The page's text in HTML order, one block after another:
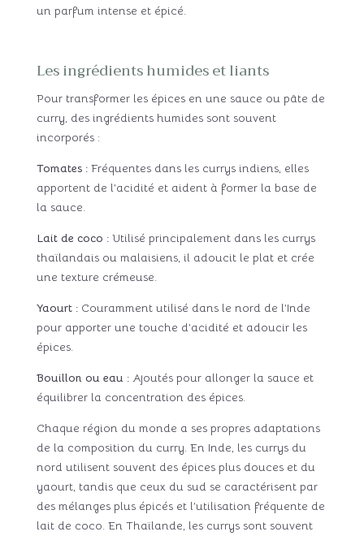
un parfum intense et épicé.
Les ingrédients humides et liants
Pour transformer les épices en une sauce ou pâte de
curry, des ingrédients humides sont souvent
incorporés :
Tomates :Fréquentes dans les currys indiens, elles
apportent de l’acidité et aident à former la base de
la sauce.
Lait de coco :Utilisé principalement dans les currys
thaïlandais ou malaisiens, il adoucit le plat et crée
une texture crémeuse.
Yaourt :Couramment utilisé dans le nord de l’Inde
pour apporter une touche d’acidité et adoucir les
épices.
Bouillon ou eau :Ajoutés pour allonger la sauce et
équilibrer la concentration des épices.
Chaque région du monde a ses propres adaptations
de la composition du curry. En Inde, les currys du
nord utilisent souvent des épices plus douces et du
yaourt, tandis que ceux du sud se caractérisent par
des mélanges plus épicés et l’utilisation fréquente de
lait de coco. En Thaïlande, les currys sont souvent